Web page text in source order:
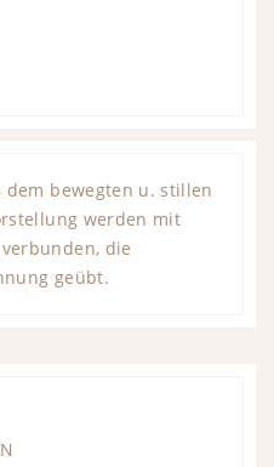
dem bewegten u. stillen
werden mit
die
geübt.